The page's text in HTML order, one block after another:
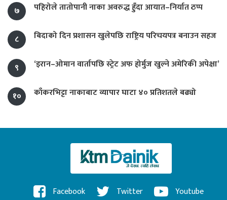
७ पहिरोले तातोपानी नाका अवरुद्ध हुँदा आयात–निर्यात ठप्प
८ बिदाको दिन प्रशासन खुलेपछि राष्ट्रिय परिचयपत्र बनाउन सहज
९ ‘इरान–ओमान वार्तापछि स्ट्रेट अफ होर्मुज खुल्ने अमेरिकी अपेक्षा’
१० काँकरभिट्टा नाकाबाट व्यापार घाटा ४० प्रतिशतले बढ्यो
Facebook Twitter Youtube